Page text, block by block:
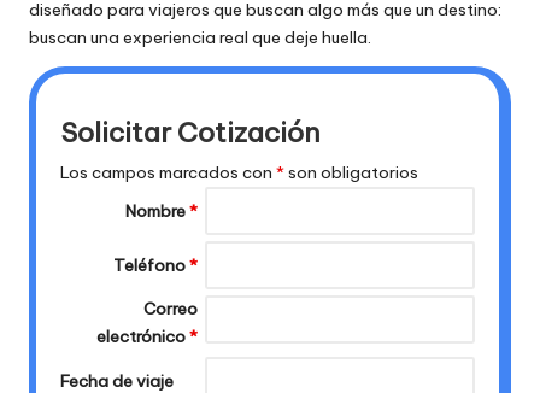
diseñado para viajeros que buscan algo más que un destino:
buscan una experiencia real que deje huella.
Solicitar Cotización
Los campos marcados con *son obligatorios
Nombre*
Teléfono*
Correo
electrónico*
Fecha de viaje